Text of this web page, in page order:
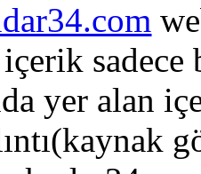
sadece
yer alan